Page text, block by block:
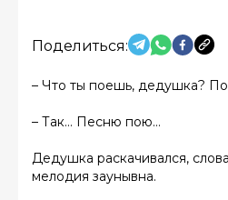
Поделиться:
– Что ты поешь, дедушка?
– Так… Песню пою…
Дедушка раскачивался,
мелодия заунывна.